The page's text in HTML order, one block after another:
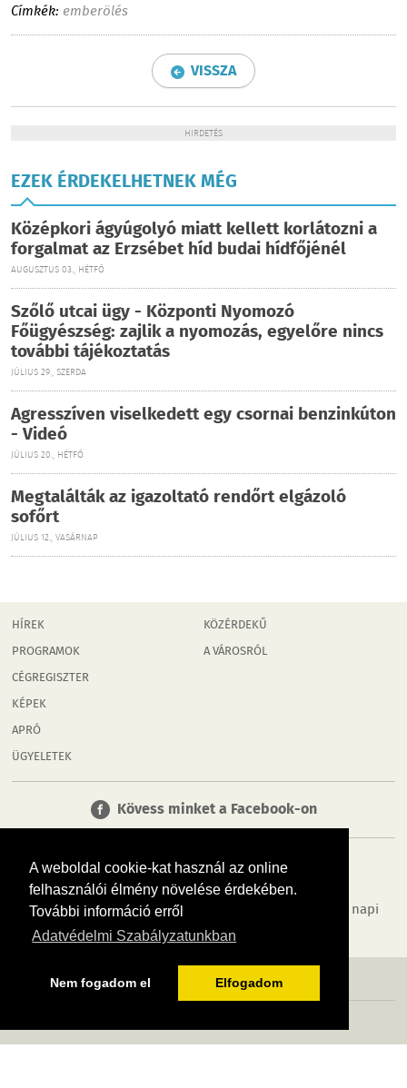
A weboldal cookie-kat használ az online
felhasználói élmény növelése érdekében.
További információ erről
Adatvédelmi Szabályzatunkban
Nem fogadom el Elfogadom
Címkék: emberölés
VISSZA
HIRDETÉS
EZEK ÉRDEKELHETNEK MÉG
Középkori ágyúgolyó miatt kellett korlátozni a
forgalmat az Erzsébet híd budai hídfőjénél
AUGUSZTUS 03., HÉTFŐ
Szőlő utcai ügy - Központi Nyomozó
Főügyészség: zajlik a nyomozás, egyelőre nincs
további tájékoztatás
JÚLIUS 29., SZERDA
Agresszíven viselkedett egy csornai benzinkúton
- Videó
JÚLIUS 20., HÉTFŐ
Megtalálták az igazoltató rendőrt elgázoló
sofőrt
JÚLIUS 12., VASÁRNAP
HÍREK
PROGRAMOK
CÉGREGISZTER
KÉPEK
APRÓ
ÜGYELETEK
KÖZÉRDEKŰ
A VÁROSRÓL
Kövess minket a Facebook-on
Tudj meg többet városodról! Hírek, programok, képek, napi
menü, cégek…. és minden, ami Győr
MÉDIAAJÁNLÓ ADATVÉDELEM IMPRESSZUM RÓLUNK